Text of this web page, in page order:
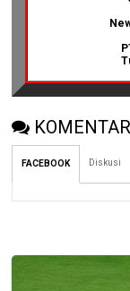
KOMENTAR
FACEBOOK Diskusi